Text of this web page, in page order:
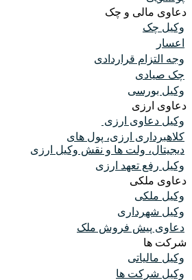
دعاوی مالی و چک
وکیل چک
اعسار
وجه التزام قراردادی
چک صیادی
وکیل بورسی
دعاوی ارزی
وکیل دعاوی ارزی
کلاهبرداری ارزی، پول های
دیجیتال، ولت ها و نقش وکیل ارزی
وکیل رفع تعهد ارزی
دعاوی ملکی
وکیل ملکی
وکیل شهرداری
دعاوی پیش فروش ملک
شرکت ها
وکیل مالیاتی
وکیل شرکت ها